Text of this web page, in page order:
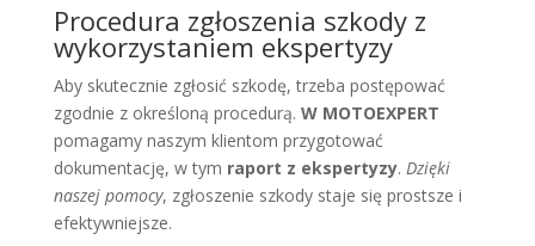
Procedura zgłoszenia szkody z
wykorzystaniem ekspertyzy
Aby skutecznie zgłosić szkodę, trzeba postępować
zgodnie z określoną procedurą. W MOTOEXPERT
pomagamy naszym klientom przygotować
dokumentację, w tym raport z ekspertyzy. Dzięki
naszej pomocy, zgłoszenie szkody staje się prostsze i
efektywniejsze.